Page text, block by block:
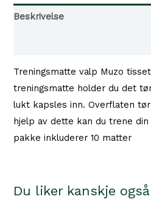
Beskrivelse
Treningsmatte valp Muzo
treningsmatte holder du det
lukt kapsles inn. Overflaten
hjelp av dette kan du trene
pakke inkluderer 10 matter
Du liker kanskje